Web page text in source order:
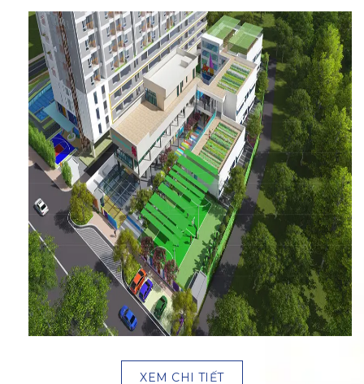
XEM CHI TIẾT